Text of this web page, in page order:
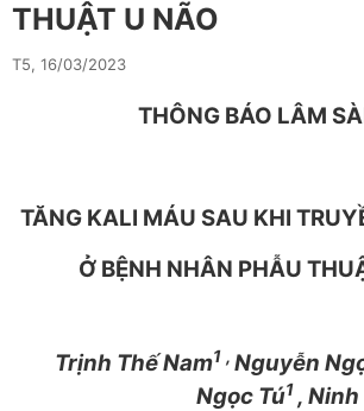
THUẬT U NÃO
T5, 16/03/2023
THÔNG BÁO LÂM
TĂNG KALI MÁU SAU KHI
Ở BỆNH NHÂN PHẪU
Trịnh Thế Nam1 , Nguyễn
Ngọc Tú1 , Ninh